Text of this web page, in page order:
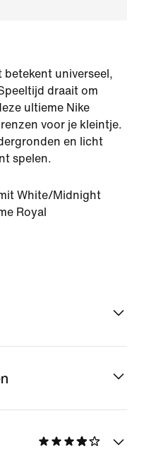
betekent universeel,
draait om
ultieme Nike
voor je kleintje.
en licht
spelen.
White/Midnight
Royal